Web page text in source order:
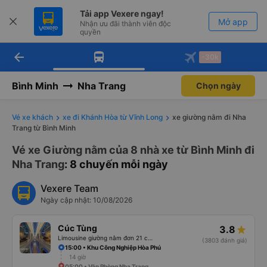
Tải app Vexere ngay!
Nhận ưu đãi thành viên độc
quyền
Mở app
Tải app Vexere
-30k/ghế khi đặt vé máy bay qua
Mở app
arrow_back -30k
Bình Minh Nha Trang Chọn ngày
Vé xe khách xe đi Khánh Hòa từ Vĩnh Long
xe giường nằm đi Nha
Trang từ Bình Minh
Vé xe Giường nằm của 8 nhà xe từ Bình Minh đi
Nha Trang: 8 chuyến mỗi ngày
Vexere Team
Ngày cập nhật: 10/08/2026
Cúc Tùng 3.8
(3803 đánh giá)
15:00 • Khu Công Nghiệp Hòa Phú
14 giờ